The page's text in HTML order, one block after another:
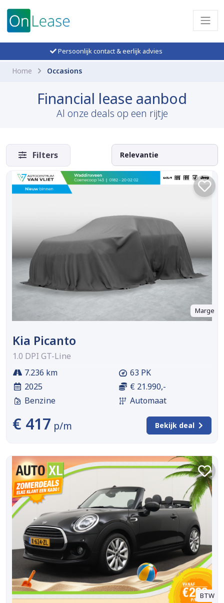
Persoonlijk contact & eerlijk advies
Home Occasions
Financial lease aanbod
Al onze deals op een rijtje
Filters
Marge
Kia Picanto
1.0 DPI GT-Line
7.236 km
2025
Benzine
63 PK
€ 21.990,-
Automaat
€ 417 p/m Bekijk deal
BTW